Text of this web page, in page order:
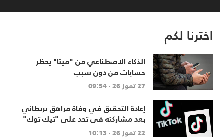
اخترنا لكم
الذكاء الاصطناعي من "ميتا" يحظر
حسابات من دون سبب
27 تموز 26 - 09:54
إعادة التحقيق في وفاة مراهق بريطاني
بعد مشاركته في تحدٍ على "تيك توك"
22 تموز 26 - 10:13